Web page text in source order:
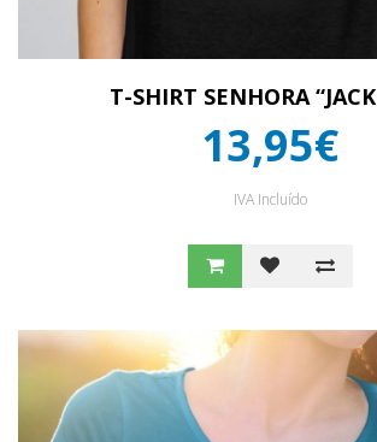
T-SHIRT SENHORA
13,95€
IVA Incluído